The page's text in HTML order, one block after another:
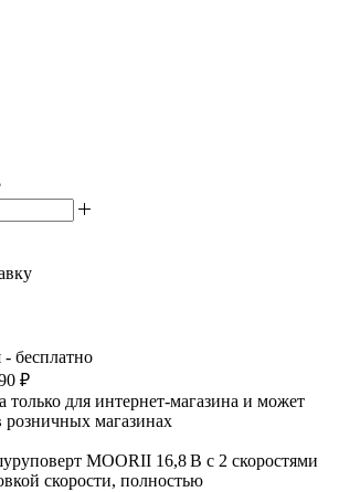
бесплатно
₽
только для интернет-магазина и может
розничных магазинах
MOORII 16,8 В с 2 скоростями
скорости, полностью